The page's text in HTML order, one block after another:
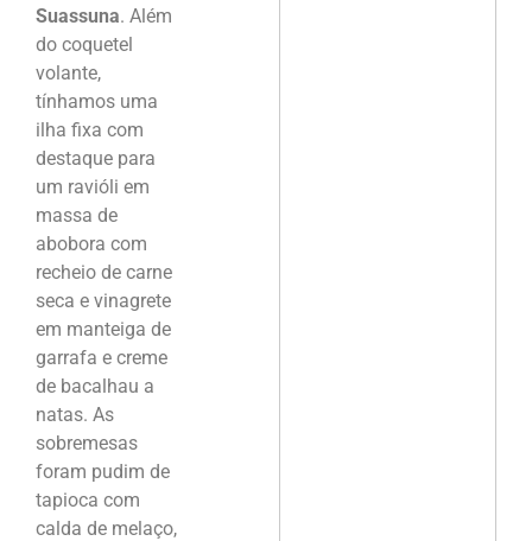
Suassuna. Além
do coquetel
volante,
tínhamos uma
ilha fixa com
destaque para
um ravióli em
massa de
abobora com
recheio de carne
seca e vinagrete
em manteiga de
garrafa e creme
de bacalhau a
natas. As
sobremesas
foram pudim de
tapioca com
calda de melaço,